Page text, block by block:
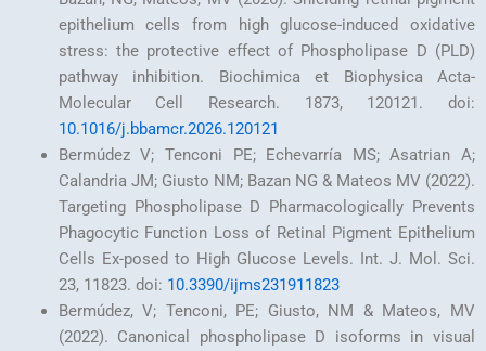
epithelium cells from high glucose-induced oxidative
stress: the protective effect of Phospholipase D (PLD)
pathway inhibition. Biochimica et Biophysica Acta-
Molecular Cell Research. 1873, 120121. doi:
10.1016/j.bbamcr.2026.120121
Bermúdez V; Tenconi PE; Echevarría MS; Asatrian A;
Calandria JM; Giusto NM; Bazan NG & Mateos MV (2022).
Targeting Phospholipase D Pharmacologically Prevents
Phagocytic Function Loss of Retinal Pigment Epithelium
Cells Ex-posed to High Glucose Levels. Int. J. Mol. Sci.
23, 11823. doi: 10.3390/ijms231911823
Bermúdez, V; Tenconi, PE; Giusto, NM & Mateos, MV
(2022). Canonical phospholipase D isoforms in visual